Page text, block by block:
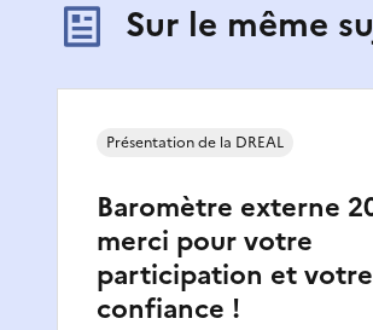
Sur le même
Baromètre externe
merci pour votre
participation et votre
confiance !
Présentation de la DREAL